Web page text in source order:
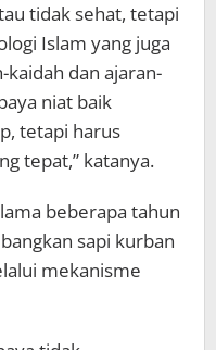
tidak sehat, tetapi
Islam yang juga
kaidah dan ajaran-
niat baik
tetapi harus
tepat,” katanya.
beberapa tahun
sapi kurban
mekanisme